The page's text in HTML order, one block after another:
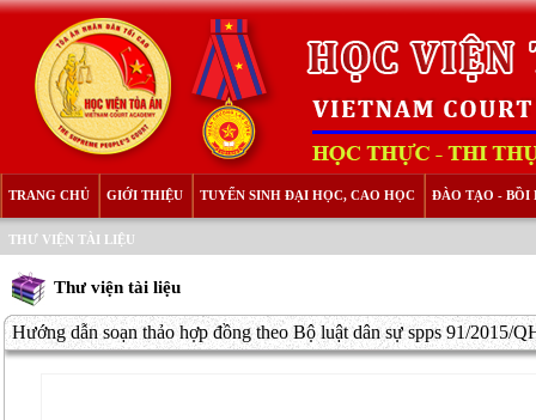
TRANG CHỦ GIỚI THIỆU TUYỂN SINH ĐẠI HỌC, CAO HỌC ĐÀO TẠO - BỒI
THƯ VIỆN TÀI LIỆU
Thư viện tài liệu
Hướng dẫn soạn thảo hợp đồng theo Bộ luật dân sự spps 91/2015/